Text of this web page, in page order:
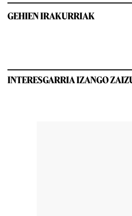
GEHIEN IRAKURRIAK
INTERESGARRIA IZANGO